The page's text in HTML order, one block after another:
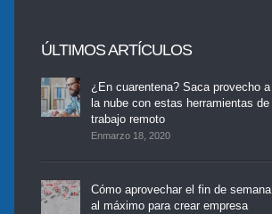
ÚLTIMOS ARTÍCULOS
¿En cuarentena? Saca provecho a
la nube con estas herramientas de
trabajo remoto
Enmarzo 18, 2020
Cómo aprovechar el fin de semana
al máximo para crear empresa